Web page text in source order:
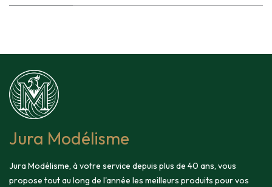
Jura Modélisme
Jura Modélisme, à votre service depuis plus de 40 ans, vous
propose tout au long de l'année les meilleurs produits pour vos